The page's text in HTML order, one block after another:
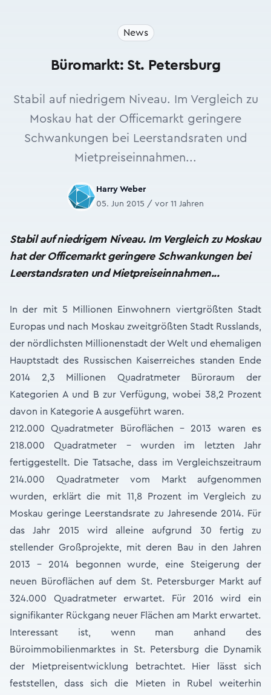
News
Büromarkt: St. Petersburg
Stabil auf niedrigem Niveau. Im Vergleich zu
Moskau hat der Officemarkt geringere
Schwankungen bei Leerstandsraten und
Mietpreiseinnahmen...
Harry Weber
05. Jun 2015 / vor 11 Jahren
Stabil auf niedrigem Niveau. Im Vergleich zu Moskau
hat der Officemarkt geringere Schwankungen bei
Leerstandsraten und Mietpreiseinnahmen...
In der mit 5 Millionen Einwohnern viertgrößten Stadt
Europas und nach Moskau zweitgrößten Stadt Russlands,
der nördlichsten Millionenstadt der Welt und ehemaligen
Hauptstadt des Russischen Kaiserreiches standen Ende
2014 2,3 Millionen Quadratmeter Büroraum der
Kategorien A und B zur Verfügung, wobei 38,2 Prozent
davon in Kategorie A ausgeführt waren.
212.000 Quadratmeter Büroflächen - 2013 waren es
218.000 Quadratmeter - wurden im letzten Jahr
fertiggestellt. Die Tatsache, dass im Vergleichszeitraum
214.000 Quadratmeter vom Markt aufgenommen
wurden, erklärt die mit 11,8 Prozent im Vergleich zu
Moskau geringe Leerstandsrate zu Jahresende 2014. Für
das Jahr 2015 wird alleine aufgrund 30 fertig zu
stellender Großprojekte, mit deren Bau in den Jahren
2013 – 2014 begonnen wurde, eine Steigerung der
neuen Büroflächen auf dem St. Petersburger Markt auf
324.000 Quadratmeter erwartet. Für 2016 wird ein
signifikanter Rückgang neuer Flächen am Markt erwartet.
Interessant ist, wenn man anhand des
Büroimmobilienmarktes in St. Petersburg die Dynamik
der Mietpreisentwicklung betrachtet. Hier lässt sich
feststellen, dass sich die Mieten in Rubel weiterhin